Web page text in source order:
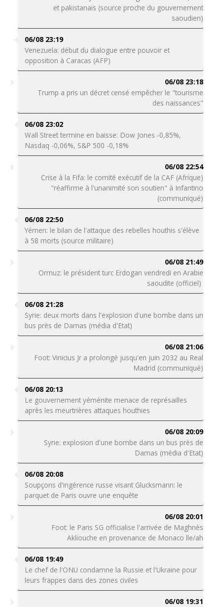
et pakistanais (source proche du gouvernement
saoudien)
06/08 23:19
Venezuela: début du dialogue entre pouvoir et
opposition à Caracas (AFP)
06/08 23:18
Trump a pris un décret censé empêcher le "tourisme
des naissances"
06/08 23:02
Wall Street termine en baisse: Dow Jones -0,85%,
Nasdaq -0,06%, S&P 500 -0,18%
06/08 22:54
Crise à la Fifa: le comité exécutif de la CAF (Afrique)
"réaffirme à l'unanimité son soutien" à Infantino
(communiqué)
06/08 22:50
Yémen: le bilan de l'attaque des rebelles houthis s'élève
à 58 morts (source militaire)
06/08 21:49
Ormuz: le président turc Erdogan vendredi en Arabie
saoudite (officiel)
06/08 21:28
Syrie: deux morts dans l'explosion d'une bombe dans un
bus près de Damas (média d'Etat)
06/08 21:06
Foot: Vinicius Jr a prolongé jusqu'en juin 2032 au Real
Madrid (communiqué)
06/08 20:13
Le gouvernement yéménite menace de représailles
après les meurtrières attaques houthies
06/08 20:09
Syrie: explosion d'une bombe dans un bus près de
Damas (média d'Etat)
06/08 20:08
Soupçons d'ingérence russe visant Glucksmann: le
parquet de Paris ouvre une enquête
06/08 20:01
Foot: le Paris SG officialise l'arrivée de Maghnès
Akliouche en provenance de Monaco lle/ah
06/08 19:49
Le chef de l'ONU condamne la Russie et l'Ukraine pour
leurs frappes dans des zones civiles
06/08 19:31